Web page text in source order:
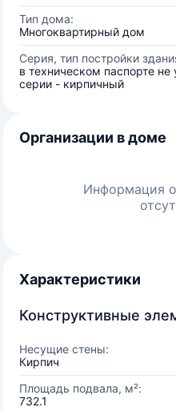
Тип дома:
Многоквартирный дом
Серия, тип постройки
в техническом паспорте
серии - кирпичный
Организации в доме
Информация
Характеристики
Конструктивные
Несущие стены:
Кирпич
Площадь подвала, м²:
732.1